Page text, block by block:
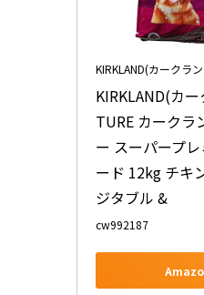
KIRKLAND(カークラ
KIRKLAND(カ
TURE カークラ
ー スーパープ
ード 12kg チキ
ジタブル &
cw992187